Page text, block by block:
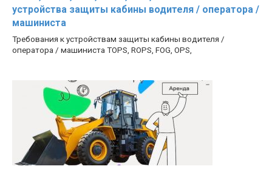
устройства защиты кабины водителя / оператора /
машиниста
Требования к устройствам защиты кабины водителя /
оператора / машиниста TOPS, ROPS, FOG, OPS,